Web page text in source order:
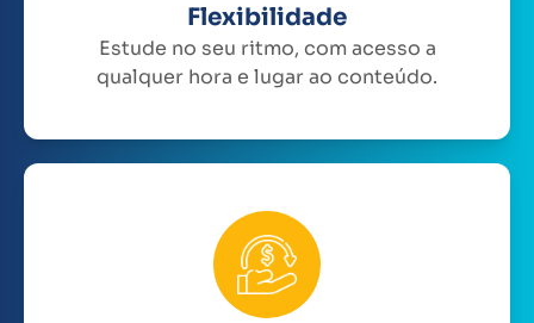
Flexibilidade
Estude no seu ritmo, com acesso a
qualquer hora e lugar ao conteúdo.